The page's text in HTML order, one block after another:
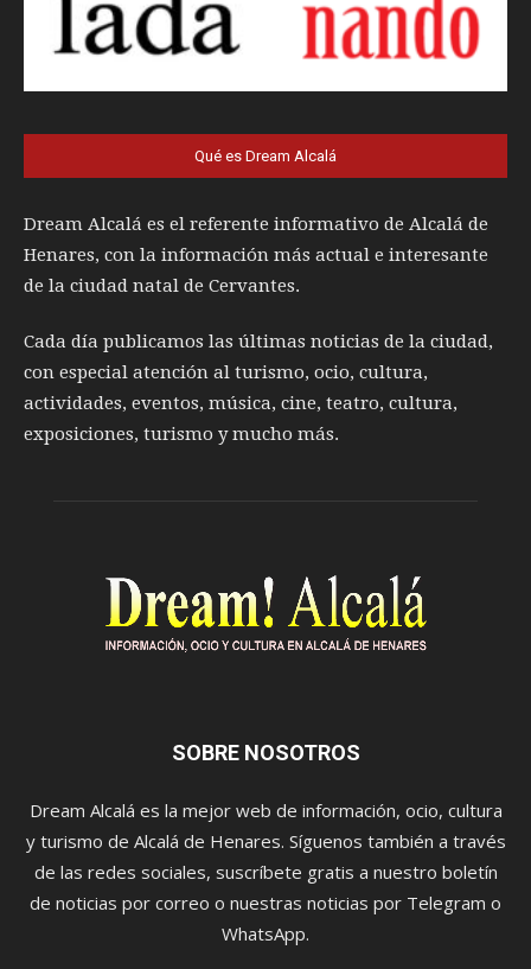
Qué es Dream Alcalá
Dream Alcalá es el referente informativo de Alcalá de
Henares, con la información más actual e interesante
de la ciudad natal de Cervantes.
Cada día publicamos las últimas noticias de la ciudad,
con especial atención al turismo, ocio, cultura,
actividades, eventos, música, cine, teatro, cultura,
exposiciones, turismo y mucho más.
SOBRE NOSOTROS
Dream Alcalá es la mejor web de información, ocio, cultura
y turismo de Alcalá de Henares. Síguenos también a través
de las redes sociales, suscríbete gratis a nuestro boletín
de noticias por correo o nuestras noticias por Telegram o
WhatsApp.